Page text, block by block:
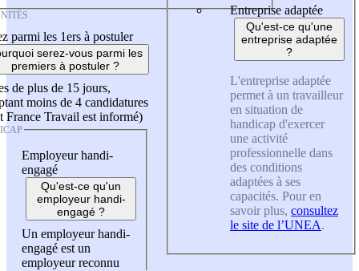
parmi les 1ers à postuler
serez-vous parmi les
premiers à postuler ?
de plus de 15 jours,
moins de 4 candidatures
France Travail est informé)
Employeur handi-
engagé
Qu'est-ce qu'un
employeur handi-
engagé ?
Un employeur handi-
engagé est un
employeur reconnu
Entreprise adaptée
Qu'est-ce qu'une
entreprise adaptée
?
L'entreprise adaptée
permet à un travailleur
en situation de
handicap d'exercer
une activité
professionnelle dans
des conditions
adaptées à ses
capacités. Pour en
savoir plus, consultez
le site de l’UNEA.